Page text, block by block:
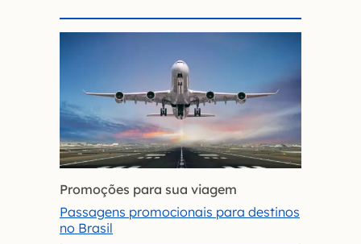
Promoções para sua viagem
Passagens promocionais para destinos
no Brasil